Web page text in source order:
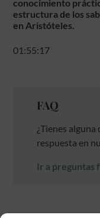
conocimiento
estructura de los
en Aristóteles.
01:55:17
FAQ
¿Tienes
respuesta en
Ir a preguntas